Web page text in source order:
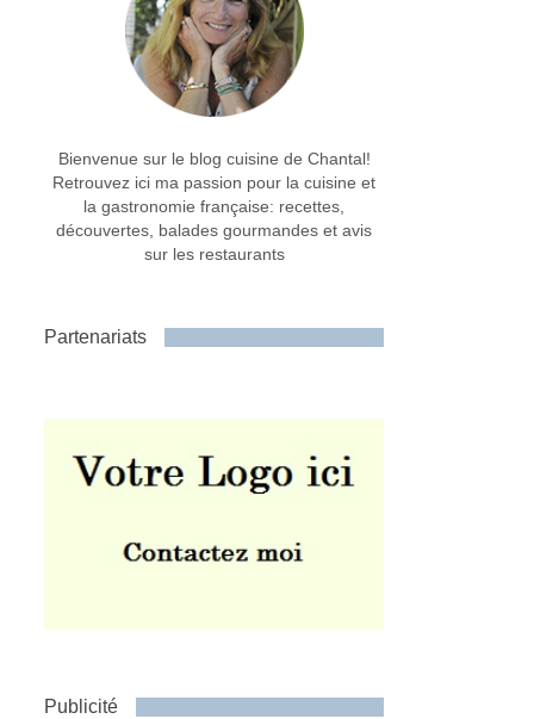
Bienvenue sur le blog cuisine de Chantal!
Retrouvez ici ma passion pour la cuisine et
la gastronomie française: recettes,
découvertes, balades gourmandes et avis
sur les restaurants
Partenariats
Publicité